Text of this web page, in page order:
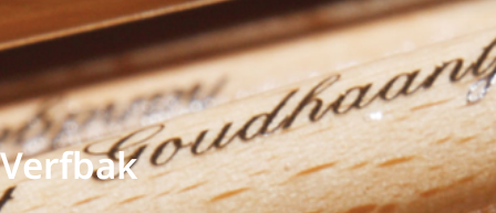
Verfbak